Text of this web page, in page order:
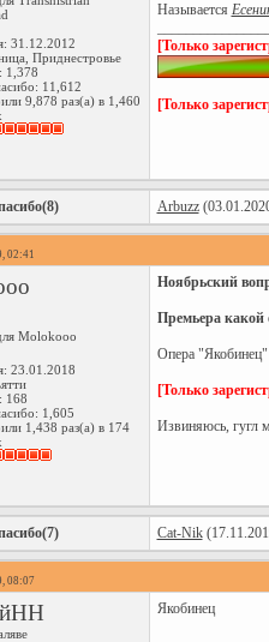
31.12.2012
Приднестровье
1,378
11,612
9,878 раз(а) в 1,460
Называется
[Только
[Только
Arbuzz
02:41
23.01.2018
168
1,605
1,438 раз(а) в 174
Ноябрьский
Премьера какой
Опера "Якобинец"
[Только
Извиняюсь, гугл
Cat-Nik
08:07
Якобинец